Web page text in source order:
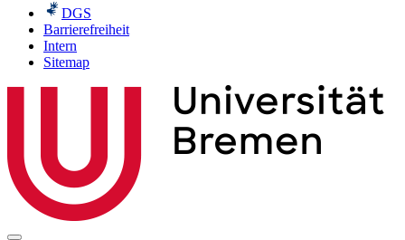
DGS
Barrierefreiheit
Intern
Sitemap